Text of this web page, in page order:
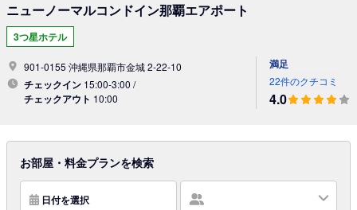
ニューノーマルコンドイン那覇エアポート
3つ星ホテル
901-0155 沖縄県那覇市金城 2-22-10
チェックイン 15:00-3:00 /
チェックアウト 10:00
満足
22件のクチコミ
4.0
お部屋・料金プランを検索
日付を選択